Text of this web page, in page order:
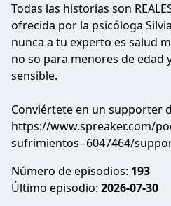
Todas las historias son
ofrecida por la psicóloga
nunca a tu experto es salud
no so para menores de edad
sensible.
Conviértete en un supporter
https://www.spreaker.com/
sufrimientos--6047464/
Número de episodios: 193
Último episodio: 2026-07-30